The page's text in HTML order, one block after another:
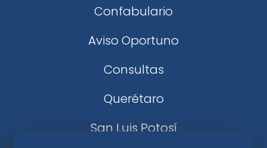
Confabulario
Aviso Oportuno
Consultas
Querétaro
San Luis Potosí